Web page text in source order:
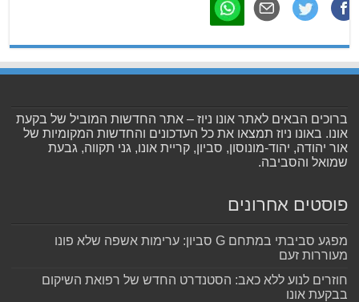
ברוכים הבאים לאתר אונו ניוז – אתר החדשות המוביל של בקעת
אונו. באונו ניוז תמצאו את כל העדכונים והחדשות המקומיות של
אור יהודה, יהוד-מונוסון, סביון, קריית אונו, גני תקווה, גבעת
שמואל והסביבה.
פוסטים אחרונים
מפגע סביבתי במתחם G סביון: ערימות אשפה שלא פונו
מעוררות זעם
חוזרים לנוע ללא כאב: הסטנדרט החדש של רפואת השיקום
בבקעת אונו